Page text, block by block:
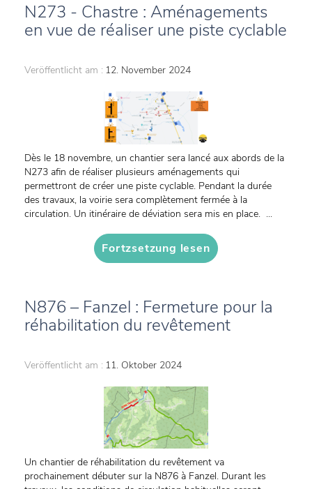
N273 - Chastre : Aménagements
en vue de réaliser une piste cyclable
Veröffentlicht am : 12. November 2024
Dès le 18 novembre, un chantier sera lancé aux abords de la
N273 afin de réaliser plusieurs aménagements qui
permettront de créer une piste cyclable. Pendant la durée
des travaux, la voirie sera complètement fermée à la
circulation. Un itinéraire de déviation sera mis en place. ...
Fortzsetzung lesen
N876 – Fanzel : Fermeture pour la
réhabilitation du revêtement
Veröffentlicht am : 11. Oktober 2024
Un chantier de réhabilitation du revêtement va
prochainement débuter sur la N876 à Fanzel. Durant les